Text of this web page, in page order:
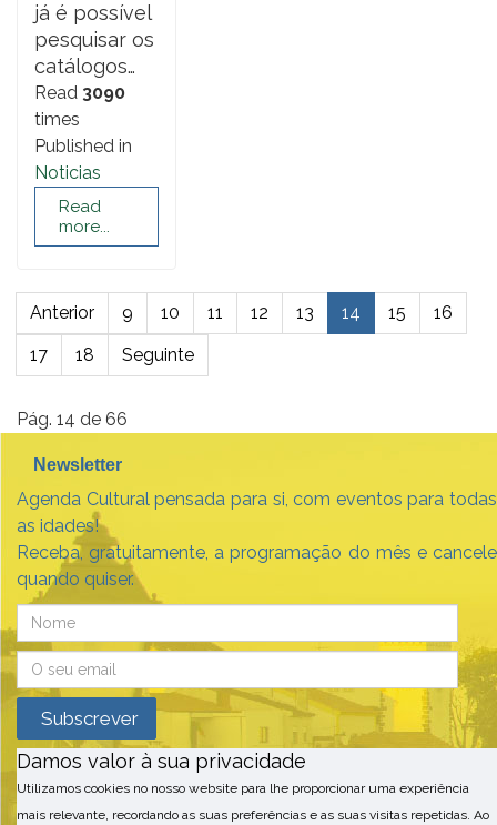
já é possível
pesquisar os
catálogos…
Read 3090
times
Published in
Noticias
Read
more...
Anterior 9 10 11 12 13 14 15
16
17
18 Seguinte
Pág. 14 de 66
Newsletter
Agenda Cultural pensada para si, com eventos para todas
as idades!
Receba, gratuitamente, a programação do mês e cancele
quando quiser.
Damos valor à sua privacidade
Utilizamos cookies no nosso website para lhe proporcionar uma experiência
mais relevante, recordando as suas preferências e as suas visitas repetidas. Ao